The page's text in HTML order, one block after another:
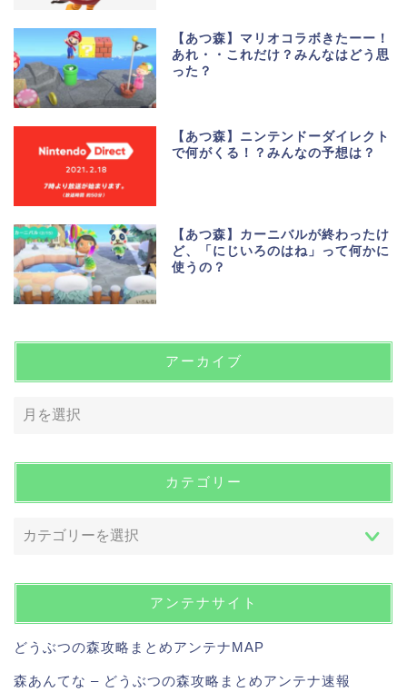
【あつ森】マリオコラボきたーー！
あれ・・これだけ？みんなはどう思
った？
【あつ森】ニンテンドーダイレクト
で何がくる！？みんなの予想は？
【あつ森】カーニバルが終わったけ
ど、「にじいろのはね」って何かに
使うの？
アーカイブ
カテゴリー
アンテナサイト
どうぶつの森攻略まとめアンテナMAP
森あんてな – どうぶつの森攻略まとめアンテナ速報